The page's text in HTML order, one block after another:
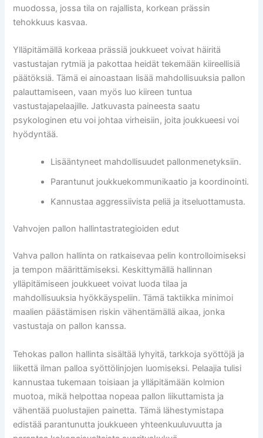
muodossa, jossa tila on rajallista, korkean prässin
tehokkuus kasvaa.
Ylläpitämällä korkeaa prässiä joukkueet voivat häiritä
vastustajan rytmiä ja pakottaa heidät tekemään kiireellisiä
päätöksiä. Tämä ei ainoastaan lisää mahdollisuuksia pallon
palauttamiseen, vaan myös luo kiireen tuntua
vastustajapelaajille. Jatkuvasta paineesta saatu
psykologinen etu voi johtaa virheisiin, joita joukkueesi voi
hyödyntää.
Lisääntyneet mahdollisuudet pallonmenetyksiin.
Parantunut joukkuekommunikaatio ja koordinointi.
Kannustaa aggressiivista peliä ja itseluottamusta.
Vahvojen pallon hallintastrategioiden edut
Vahva pallon hallinta on ratkaisevaa pelin kontrolloimiseksi
ja tempon määrittämiseksi. Keskittymällä hallinnan
ylläpitämiseen joukkueet voivat luoda tilaa ja
mahdollisuuksia hyökkäyspeliin. Tämä taktiikka minimoi
maalien päästämisen riskin vähentämällä aikaa, jonka
vastustaja on pallon kanssa.
Tehokas pallon hallinta sisältää lyhyitä, tarkkoja syöttöjä ja
liikettä ilman palloa syöttölinjojen luomiseksi. Pelaajia tulisi
kannustaa tukemaan toisiaan ja ylläpitämään kolmion
muotoa, mikä helpottaa nopeaa pallon liikuttamista ja
vähentää puolustajien painetta. Tämä lähestymistapa
edistää parantunutta joukkueen yhteenkuuluvuutta ja